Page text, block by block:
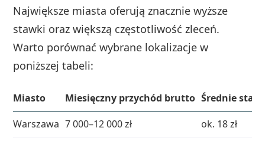
Największe miasta oferują znacznie wyższe
stawki oraz większą częstotliwość zleceń.
Warto porównać wybrane lokalizacje w
poniższej tabeli:
Miasto Miesięczny przychód brutto Średnie
Warszawa 7 000–12 000 zł ok. 18 zł